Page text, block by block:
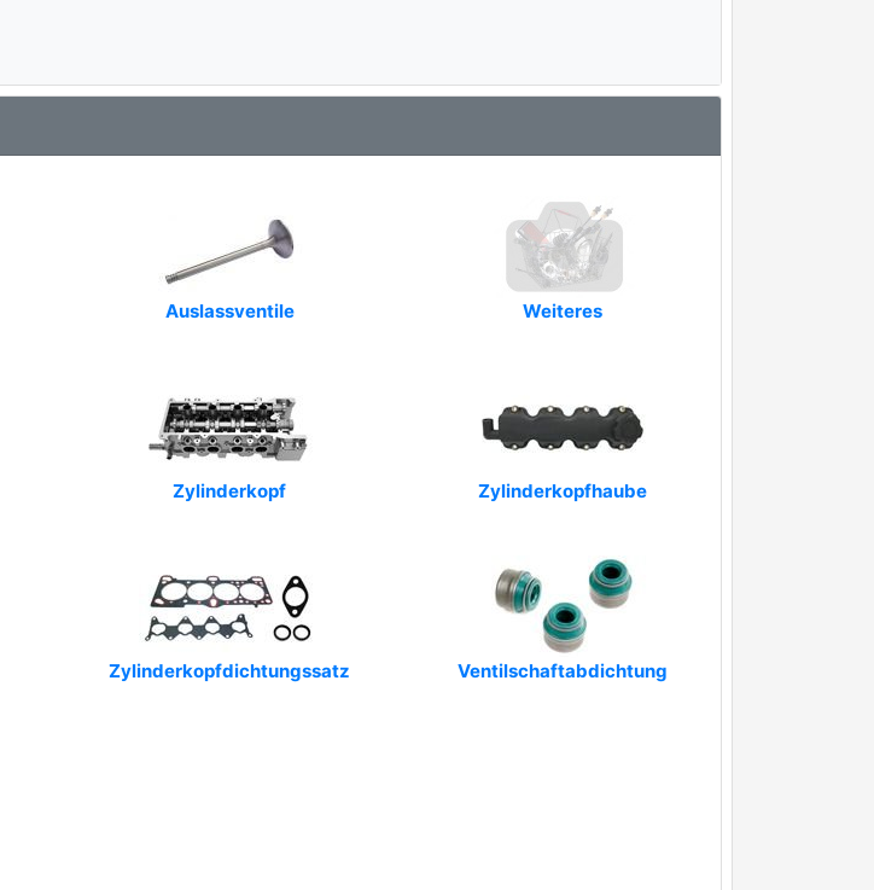
Auslassventile Weiteres
Zylinderkopf Zylinderkopfhaube
Zylinderkopfdichtungssatz Ventilschaftabdichtung